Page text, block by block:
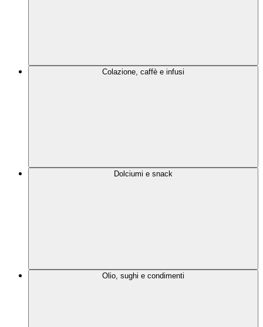
Colazione, caffè e infusi
Dolciumi e snack
Olio, sughi e condimenti